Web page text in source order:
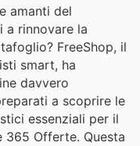
amanti del
a rinnovare la
FreeShop, il
smart, ha
davvero
a scoprire le
essenziali per il
Offerte. Questa